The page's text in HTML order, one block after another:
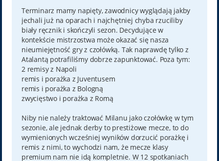
Terminarz mamy napięty, zawodnicy wyglądają jakby
jechali już na oparach i najchętniej chyba rzuciliby
biały ręcznik i skończyli sezon. Decydujące w
kontekście mistrzostwa może okazać się nasza
nieumiejętność gry z czołówką. Tak naprawdę tylko z
Atalantą potrafiliśmy dobrze zapunktować. Poza tym:
2 remisy z Napoli
remis i porażka z Juventusem
remis i porażka z Bologną
zwycięstwo i porażka z Romą
Niby nie należy traktować Milanu jako czołówkę w tym
sezonie, ale jednak derby to prestiżowe mecze, to do
wymienionych wcześniej wyników dorzucić porażkę i
remis z nimi, to wychodzi nam, że mecze klasy
premium nam nie idą kompletnie. W 12 spotkaniach